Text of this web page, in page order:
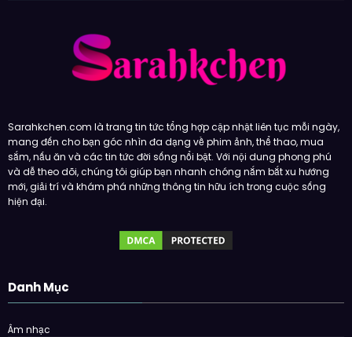
Sarahkchen.com là trang tin tức tổng hợp cập nhật liên tục mỗi ngày,
mang đến cho bạn góc nhìn đa dạng về phim ảnh, thể thao, mua
sắm, nấu ăn và các tin tức đời sống nổi bật. Với nội dung phong phú
và dễ theo dõi, chúng tôi giúp bạn nhanh chóng nắm bắt xu hướng
mới, giải trí và khám phá những thông tin hữu ích trong cuộc sống
hiện đại.
Danh Mục
Âm nhạc